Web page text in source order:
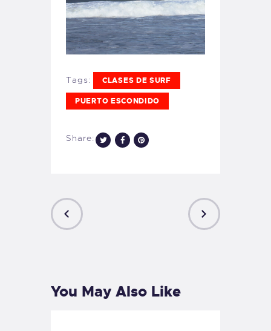
Tags: CLASES DE SURF
PUERTO ESCONDIDO
Share:
You May Also Like